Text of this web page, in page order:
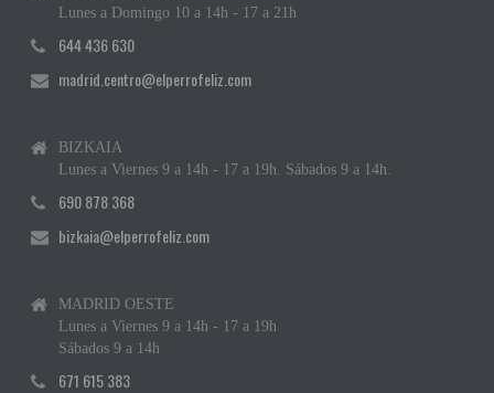
Lunes a Domingo 10 a 14h - 17 a 21h
644 436 630
madrid.centro@elperrofeliz.com
BIZKAIA
Lunes a Viernes 9 a 14h - 17 a 19h. Sábados 9 a 14h.
690 878 368
bizkaia@elperrofeliz.com
MADRID OESTE
Lunes a Viernes 9 a 14h - 17 a 19h
Sábados 9 a 14h
671 615 383